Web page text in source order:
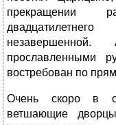
прекращении
прославленными
востребован по
Очень скоро в
ветшающие